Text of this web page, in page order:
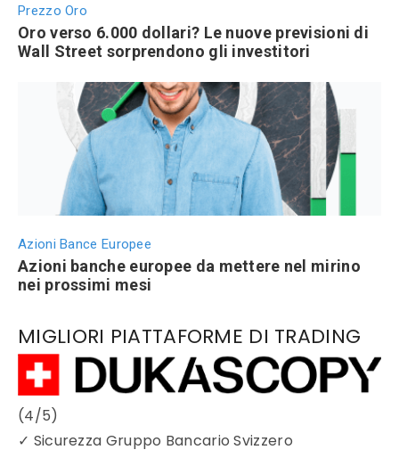
Prezzo Oro
Oro verso 6.000 dollari? Le nuove previsioni di
Wall Street sorprendono gli investitori
Azioni Bance Europee
Azioni banche europee da mettere nel mirino
nei prossimi mesi
MIGLIORI PIATTAFORME DI TRADING
(4/5)
✓ Sicurezza Gruppo Bancario Svizzero